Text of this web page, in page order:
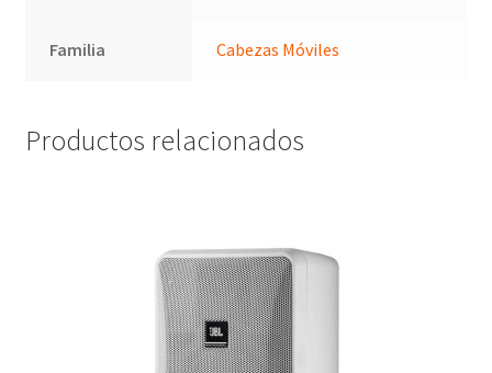
Familia Cabezas Móviles
Productos relacionados